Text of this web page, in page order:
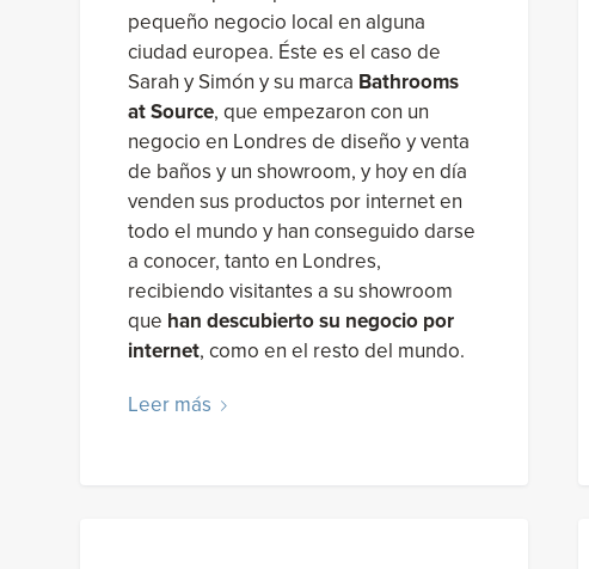
pequeño negocio local en alguna
ciudad europea. Éste es el caso de
Sarah y Simón y su marca Bathrooms
at Source, que empezaron con un
negocio en Londres de diseño y venta
de baños y un showroom, y hoy en día
venden sus productos por internet en
todo el mundo y han conseguido darse
a conocer, tanto en Londres,
recibiendo visitantes a su showroom
que han descubierto su negocio por
internet, como en el resto del mundo.
Leer más